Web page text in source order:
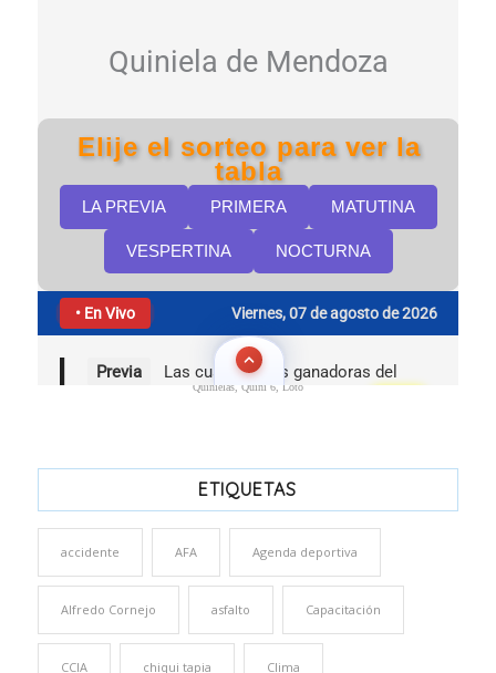
Quinielas, Quini 6, Loto
ETIQUETAS
accidente AFA Agenda deportiva
Alfredo Cornejo asfalto Capacitación
CCIA chiqui tapia Clima